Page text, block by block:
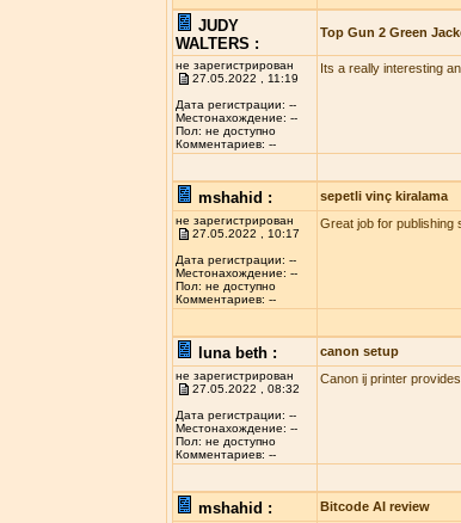
JUDY
WALTERS :
Top Gun 2 Green
не зарегистрирован
27.05.2022 , 11:19
Дата регистрации: --
Местонахождение: --
Пол: не доступно
Комментариев: --
Its a really interesting
mshahid : sepetli vinç kiralama
не зарегистрирован
27.05.2022 , 10:17
Дата регистрации: --
Местонахождение: --
Пол: не доступно
Комментариев: --
Great job for publishing
luna beth : canon setup
не зарегистрирован
27.05.2022 , 08:32
Дата регистрации: --
Местонахождение: --
Пол: не доступно
Комментариев: --
Canon ij printer
mshahid : Bitcode AI review